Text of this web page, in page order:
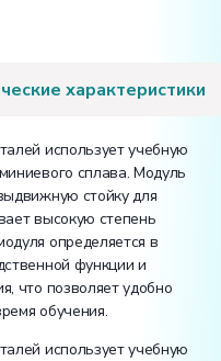
характеристики
использует учебную
сплава. Модуль
стойку для
высокую степень
определяется в
функции и
что позволяет удобно
обучения.
использует учебную